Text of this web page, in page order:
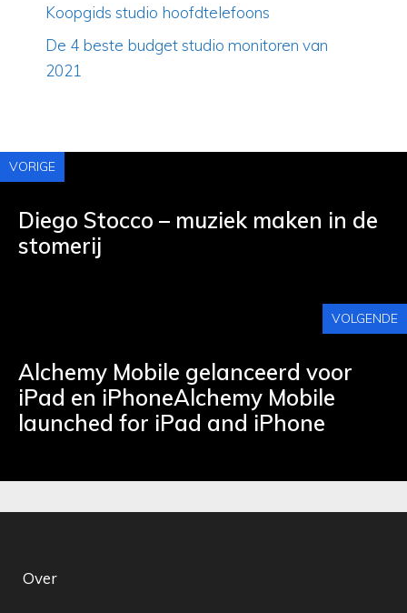
Koopgids studio hoofdtelefoons
De 4 beste budget studio monitoren van
2021
VORIGE
Diego Stocco – muziek maken in de
stomerij
VOLGENDE
Alchemy Mobile gelanceerd voor
iPad en iPhoneAlchemy Mobile
launched for iPad and iPhone
Over